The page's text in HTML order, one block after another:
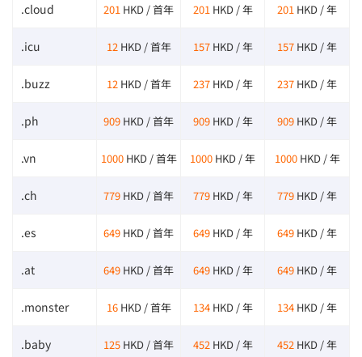
.cloud 201 HKD / 首年 201 HKD / 年 201 HKD / 年
.icu 12 HKD / 首年 157 HKD / 年 157 HKD / 年
.buzz 12 HKD / 首年 237 HKD / 年 237 HKD / 年
.ph 909 HKD / 首年 909 HKD / 年 909 HKD / 年
.vn 1000 HKD / 首年 1000 HKD / 年 1000 HKD / 年
.ch 779 HKD / 首年 779 HKD / 年 779 HKD / 年
.es 649 HKD / 首年 649 HKD / 年 649 HKD / 年
.at 649 HKD / 首年 649 HKD / 年 649 HKD / 年
.monster 16 HKD / 首年 134 HKD / 年 134 HKD / 年
.baby 125 HKD / 首年 452 HKD / 年 452 HKD / 年